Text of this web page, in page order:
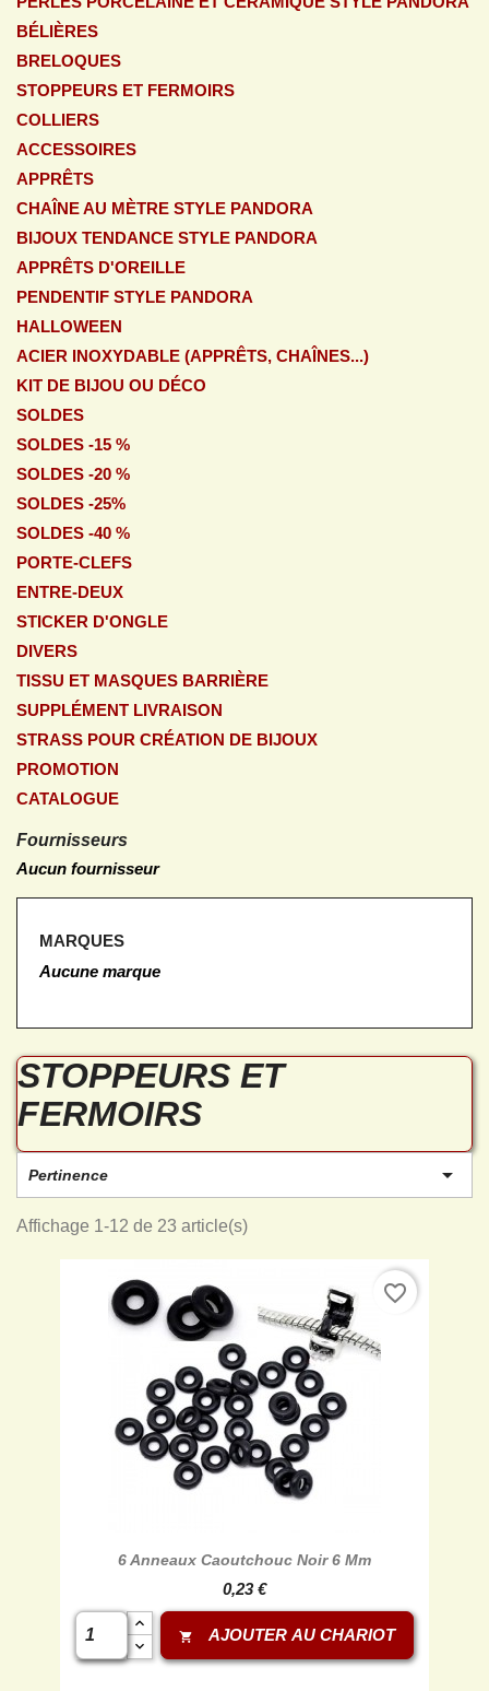
BÉLIÈRES
BRELOQUES
STOPPEURS ET FERMOIRS
COLLIERS
ACCESSOIRES
APPRÊTS
CHAÎNE AU MÈTRE STYLE PANDORA
BIJOUX TENDANCE STYLE PANDORA
APPRÊTS D'OREILLE
PENDENTIF STYLE PANDORA
HALLOWEEN
ACIER INOXYDABLE (APPRÊTS, CHAÎNES...)
KIT DE BIJOU OU DÉCO
SOLDES
SOLDES -15 %
SOLDES -20 %
SOLDES -25%
SOLDES -40 %
PORTE-CLEFS
ENTRE-DEUX
STICKER D'ONGLE
DIVERS
TISSU ET MASQUES BARRIÈRE
SUPPLÉMENT LIVRAISON
STRASS POUR CRÉATION DE BIJOUX
PROMOTION
CATALOGUE
Fournisseurs
Aucun fournisseur
MARQUES
Aucune marque
STOPPEURS ET
FERMOIRS
Pertinence 
Affichage 1-12 de 23 article(s)
6 Anneaux Caoutchouc Noir 6 Mm
0,23 €
shopping_cart AJOUTER AU CHARIOT
favorite_border